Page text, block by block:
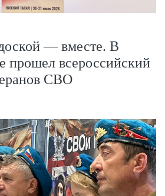
— вместе. В
прошел всероссийский
СВО